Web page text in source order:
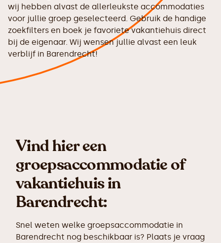
wij hebben alvast de allerleukste accommodaties
voor jullie groep geselecteerd. Gebruik de handige
zoekfilters en boek je favoriete vakantiehuis direct
bij de eigenaar. Wij wensen jullie alvast een leuk
verblijf in Barendrecht!
Vind hier een
groepsaccommodatie of
vakantiehuis in
Barendrecht:
Snel weten welke groepsaccommodatie in
Barendrecht nog beschikbaar is? Plaats je vraag